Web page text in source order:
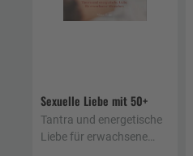
Sexuelle Liebe mit 50+
Tantra und energetische
Liebe für erwachsene